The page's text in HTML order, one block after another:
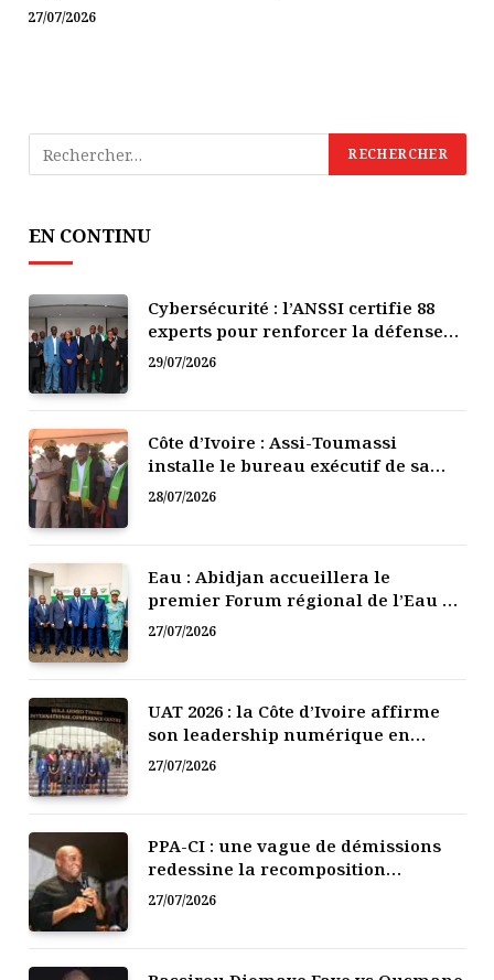
27/07/2026
EN CONTINU
Cybersécurité : l’ANSSI certifie 88
experts pour renforcer la défense
numérique de la Côte d’Ivoire
29/07/2026
Côte d’Ivoire : Assi-Toumassi
installe le bureau exécutif de sa
mutuelle de développement
28/07/2026
Eau : Abidjan accueillera le
premier Forum régional de l’Eau de
l’Afrique de l’Ouest
27/07/2026
UAT 2026 : la Côte d’Ivoire affirme
son leadership numérique en
Afrique
27/07/2026
PPA-CI : une vague de démissions
redessine la recomposition
politique
27/07/2026